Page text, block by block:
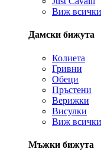
Виж
Дамски бижута
Колиета
Гривни
Обеци
Пръстени
Верижки
Висулки
Виж всички
Мъжки бижута